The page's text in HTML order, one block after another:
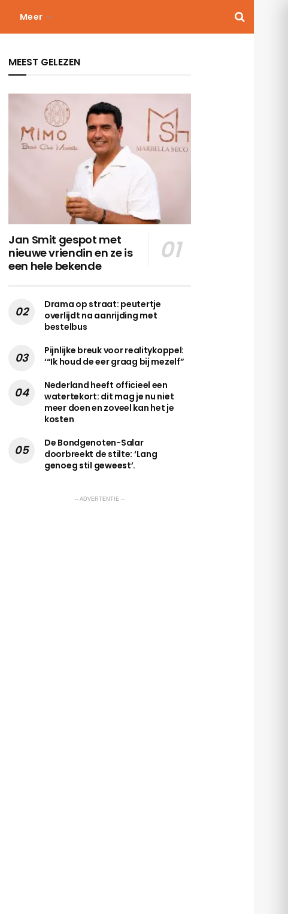
Meer
MEEST GELEZEN
Jan Smit gespot met
nieuwe vriendin en ze is
een hele bekende
Drama op straat: peutertje
overlijdt na aanrijding met
bestelbus
Pijnlijke breuk voor realitykoppel:
‘“Ik houd de eer graag bij mezelf”
Nederland heeft officieel een
watertekort: dit mag je nu niet
meer doen en zoveel kan het je
kosten
De Bondgenoten-Salar
doorbreekt de stilte: ‘Lang
genoeg stil geweest’.
-- ADVERTENTIE --